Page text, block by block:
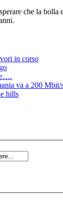
che la
in corso
va a 200 Mbit/
hills